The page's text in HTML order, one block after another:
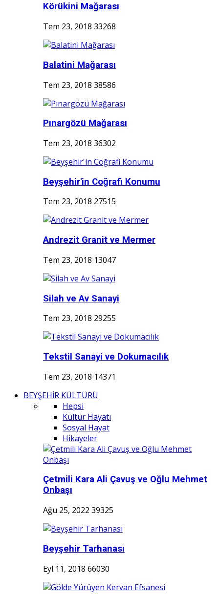
Körükini Mağarası
Tem 23, 2018 33268
Balatini Mağarası
Tem 23, 2018 38586
Pınargözü Mağarası
Tem 23, 2018 36302
Beyşehir'in Coğrafi Konumu
Tem 23, 2018 27515
Andrezit Granit ve Mermer
Tem 23, 2018 13047
Silah ve Av Sanayi
Tem 23, 2018 29255
Tekstil Sanayi ve Dokumacılık
Tem 23, 2018 14371
BEYŞEHİR KÜLTÜRÜ
Hepsi
Kültür Hayatı
Sosyal Hayat
Hikayeler
Çetmili Kara Ali Çavuş ve Oğlu Mehmet
Onbaşı
Ağu 25, 2022 39325
Beyşehir Tarhanası
Eyl 11, 2018 66030